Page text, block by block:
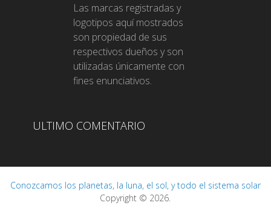
Las marcas registradas y
logotipos aquí mostrados
son propiedad de sus
respectivos dueños y son
utilizadas únicamente con
fines enunciativos.
ULTIMO COMENTARIO
Conozcamos los planetas, la luna, el sol, y todo el sistema solar
Copyright © 2026.